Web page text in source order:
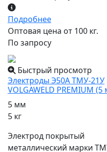
Подробнее
Оптовая цена от 100 кг.
По запросу
Быстрый просмотр
Электроды Э50А ТМУ-21У
VOLGAWELD PREMIUM (5
5 мм
5 кг
Электрод покрытый
металлический марки